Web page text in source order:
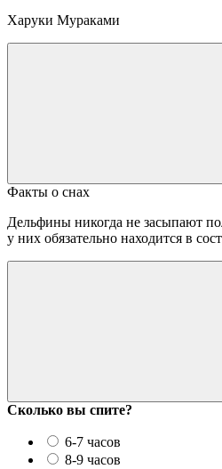
Харуки Мураками
Факты о снах
Дельфины никогда не засыпают
у них обязательно находится в
Сколько вы спите?
6-7 часов
8-9 часов